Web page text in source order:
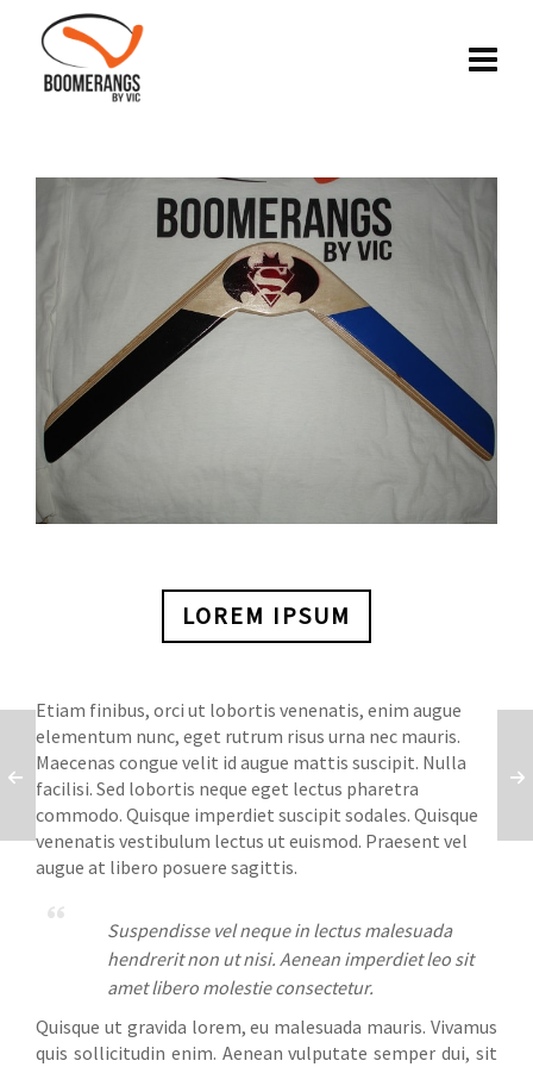
LOREM IPSUM
Etiam finibus, orci ut lobortis venenatis, enim augue
elementum nunc, eget rutrum risus urna nec mauris.
Maecenas congue velit id augue mattis suscipit. Nulla
facilisi. Sed lobortis neque eget lectus pharetra
commodo. Quisque imperdiet suscipit sodales. Quisque
venenatis vestibulum lectus ut euismod. Praesent vel
augue at libero posuere sagittis.
Suspendisse vel neque in lectus malesuada
hendrerit non ut nisi. Aenean imperdiet leo sit
amet libero molestie consectetur.
Quisque ut gravida lorem, eu malesuada mauris. Vivamus
quis sollicitudin enim. Aenean vulputate semper dui, sit